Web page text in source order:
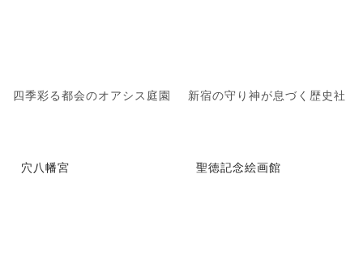
四季彩る都会のオアシス庭園 新宿の守り神が息づく歴史社
穴八幡宮 聖徳記念絵画館